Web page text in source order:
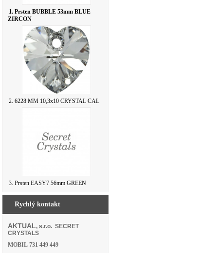
1. Prsten BUBBLE 53mm BLUE
ZIRCON
2. 6228 MM 10,3x10 CRYSTAL CAL
3. Prsten EASY7 56mm GREEN
Rychlý kontakt
AKTUAL, s.r.o. SECRET
CRYSTALS
MOBIL 731 449 449